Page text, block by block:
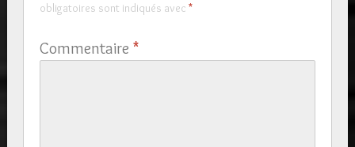
obligatoires sont indiqués avec *
Commentaire *